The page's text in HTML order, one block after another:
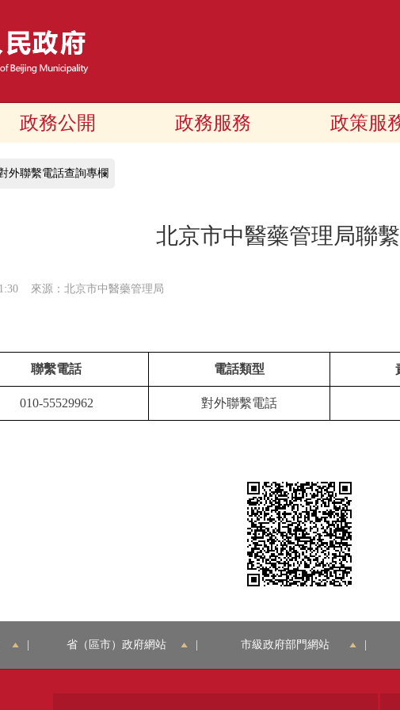
政務公開 政務服務 政策服
外聯繫電話查詢專欄
北京市中醫藥管理局聯
來源：北京市中醫藥管理局
聯繫電話 電話類型
010-55529962 對外聯繫電話
省（區市）政府網站 市級政府部門網站